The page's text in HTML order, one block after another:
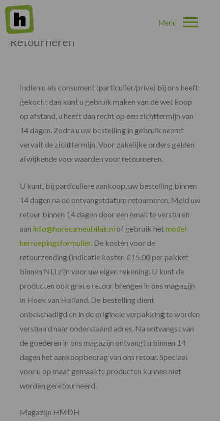
Home»
Retourneren
Indien u als consument (particulier/prive) bij ons heeft
gekocht dan kunt u gebruik maken van de wet koop
op afstand, u heeft dan recht op een zichttermijn van
14 dagen. Zodra u uw bestelling in gebruik neemt
vervalt de zichttermijn. Voor zakelijke orders gelden
afwijkende voorwaarden voor retourneren.
U kunt, bij particuliere aankoop, uw bestelling binnen
14 dagen na de ontvangstdatum retourneren. Meld uw
retour binnen 14 dagen door een email te versturen
aan info@horecameubilair.nl of gebruik hetmodel
herroepingsformulier. De kosten voor de
retourzending (indicatie kosten €15,00 per pakket
binnen NL) zijn voor uw eigen rekening. U kunt de
producten ook gratis retour brengen in ons magazijn
in Hoek van Holland. De bestelling dient
onbeschadigd en in de originele verpakking te worden
verstuurd naar onderstaand adres. Na ontvangst van
de goederen in ons magazijn ontvangt u binnen 14
dagen het aankoopbedrag van ons retour. Speciaal
voor u op maat gemaakte producten kunnen niet
worden geretourneerd.
Magazijn HMDH